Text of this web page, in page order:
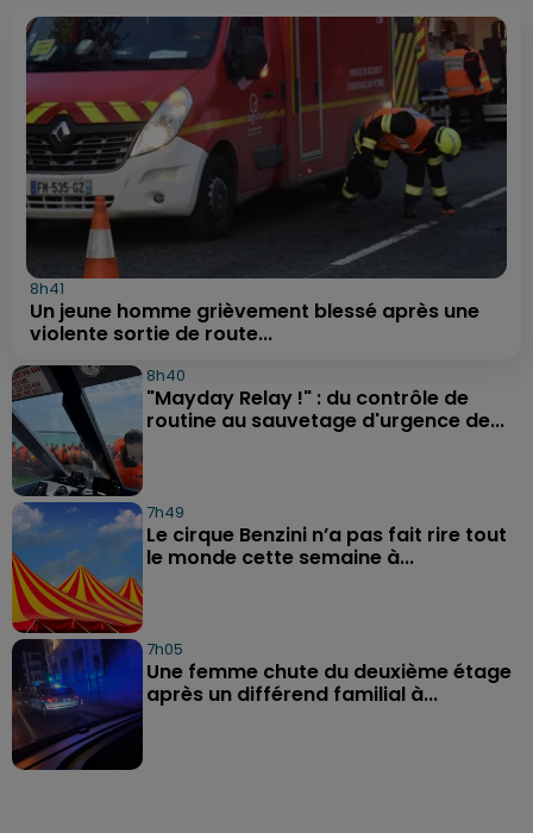
8h41
Un jeune homme grièvement blessé après une
violente sortie de route...
8h40
"Mayday Relay !" : du contrôle de
routine au sauvetage d'urgence de...
7h49
Le cirque Benzini n’a pas fait rire tout
le monde cette semaine à...
7h05
Une femme chute du deuxième étage
après un différend familial à...